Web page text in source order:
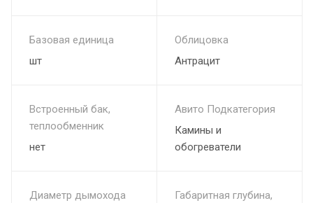
Базовая единица
шт
Облицовка
Антрацит
Встроенный бак,
теплообменник
нет
Авито Подкатегория
Камины и
обогреватели
Диаметр дымохода Габаритная глубина,